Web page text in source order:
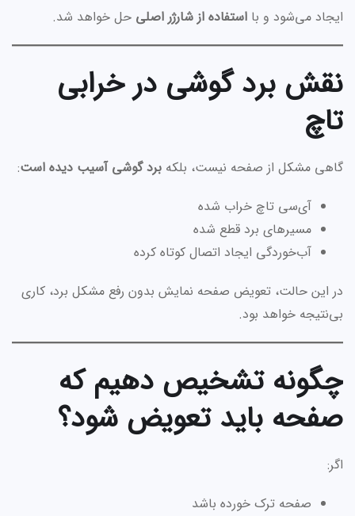
ایجاد می‌شود و با استفاده از شارژر اصلی حل خواهد شد.
نقش برد گوشی در خرابی
تاچ
گاهی مشکل از صفحه نیست، بلکه برد گوشی آسیب دیده است:
آی‌سی تاچ خراب شده
مسیرهای برد قطع شده
آب‌خوردگی ایجاد اتصال کوتاه کرده
در این حالت، تعویض صفحه نمایش بدون رفع مشکل برد، کاری
بی‌نتیجه خواهد بود.
چگونه تشخیص دهیم که
صفحه باید تعویض شود؟
اگر:
صفحه ترک خورده باشد